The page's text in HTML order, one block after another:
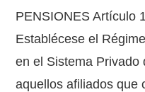
PENSIONES Artículo
Establécese el
en el Sistema Privado
aquellos afiliados que